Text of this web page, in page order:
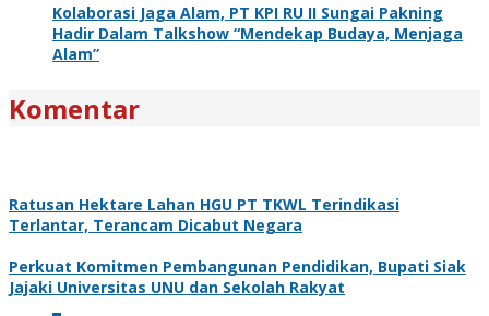
Kolaborasi Jaga Alam, PT KPI RU II Sungai Pakning
Hadir Dalam Talkshow “Mendekap Budaya, Menjaga
Alam”
Komentar
Ratusan Hektare Lahan HGU PT TKWL Terindikasi
Terlantar, Terancam Dicabut Negara
Perkuat Komitmen Pembangunan Pendidikan, Bupati Siak
Jajaki Universitas UNU dan Sekolah Rakyat